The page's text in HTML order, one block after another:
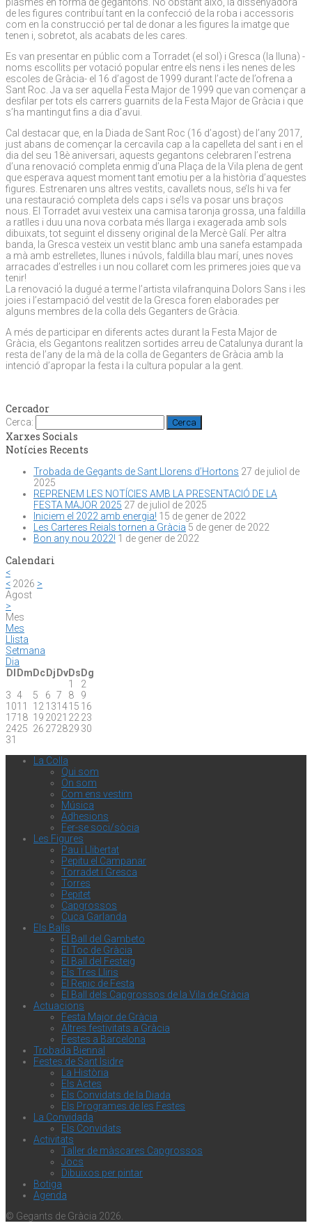
de les figures contribuí tant en la confecció de la roba i accessoris
com en la construcció per tal de donar a les figures la imatge que
tenen i, sobretot, als acabats de les cares.
Es van presentar en públic com a Torradet (el sol) i Gresca (la lluna) -
noms escollits per votació popular entre els nens i les nenes de les
escoles de Gràcia- el 16 d’agost de 1999 durant l’acte de l’ofrena a
Sant Roc. Ja va ser aquella Festa Major de 1999 que van començar a
desfilar per tots els carrers guarnits de la Festa Major de Gràcia i que
s’ha mantingut fins a dia d’avui.
Cal destacar que, en la Diada de Sant Roc (16 d’agost) de l’any 2017,
just abans de començar la cercavila cap a la capelleta del sant i en el
dia del seu 18è aniversari, aquests gegantons celebraren l’estrena
d’una renovació completa enmig d’una Plaça de la Vila plena de gent
que esperava aquest moment tant emotiu per a la història d’aquestes
figures. Estrenaren uns altres vestits, cavallets nous, se’ls hi va fer
una restauració completa dels caps i se’ls va posar uns braços
nous. El Torradet avui vesteix una camisa taronja grossa, una faldilla
a ratlles i duu una nova corbata més llarga i exagerada amb sols
dibuixats, tot seguint el disseny original de la Mercè Galí. Per altra
banda, la Gresca vesteix un vestit blanc amb una sanefa estampada
a mà amb estrelletes, llunes i núvols, faldilla blau marí, unes noves
arracades d’estrelles i un nou collaret com les primeres joies que va
tenir!
La renovació la dugué a terme l’artista vilafranquina Dolors Sans i les
joies i l’estampació del vestit de la Gresca foren elaborades per
alguns membres de la colla dels Geganters de Gràcia.
A més de participar en diferents actes durant la Festa Major de
Gràcia, els Gegantons realitzen sortides arreu de Catalunya durant la
resta de l’any de la mà de la colla de Geganters de Gràcia amb la
intenció d’apropar la festa i la cultura popular a la gent.
Cercador
Cerca:
Xarxes Socials
Notícies Recents
Trobada de Gegants de Sant Llorens d’Hortons 27 de juliol de
2025
REPRENEM LES NOTÍCIES AMB LA PRESENTACIÓ DE LA
FESTA MAJOR 2025 27 de juliol de 2025
Iniciem el 2022 amb energia! 15 de gener de 2022
Les Carteres Reials tornen a Gràcia 5 de gener de 2022
Bon any nou 2022! 1 de gener de 2022
Calendari
<
< 2026 >
Agost
>
Mes
Mes
Llista
Setmana
Dia
Dl Dm Dc Dj DvDs Dg
1
2
3 4 5 6 7 8
9
1011 12 131415 16
1718 19 2021 22 23
2425 26 272829 30
31
La Colla
Qui som
On som
Com ens vestim
Música
Adhesions
Fer-se soci/sòcia
Les Figures
Pau i Llibertat
Pepitu el Campanar
Torradet i Gresca
Torres
Pepitet
Capgrossos
Cuca Garlanda
Els Balls
El Ball del Gambeto
El Toc de Gràcia
El Ball del Festeig
Els Tres Lliris
El Repic de Festa
El Ball dels Capgrossos de la Vila de Gràcia
Actuacions
Festa Major de Gràcia
Altres festivitats a Gràcia
Festes a Barcelona
Trobada Biennal
Festes de Sant Isidre
La Història
Els Actes
Els Convidats de la Diada
Els Programes de les Festes
La Convidada
Els Convidats
Activitats
Taller de màscares Capgrossos
Jocs
Dibuixos per pintar
Botiga
Agenda
© Gegants de Gràcia 2026.